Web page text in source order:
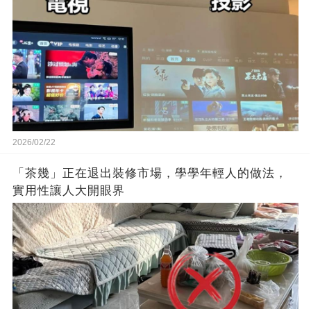
2026/02/22
「茶幾」正在退出裝修市場，學學年輕人的做法，
實用性讓人大開眼界